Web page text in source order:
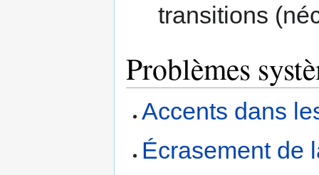
transitions
Problèmes
Accents dans
Écrasement de